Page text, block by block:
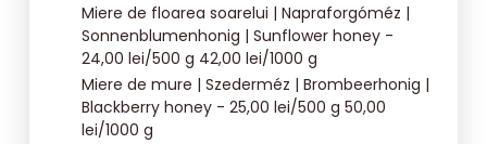
Miere de floarea soarelui | Napraforgóméz |
Sonnenblumenhonig | Sunflower honey -
24,00 lei/500 g 42,00 lei/1000 g
Miere de mure | Szederméz | Brombeerhonig |
Blackberry honey - 25,00 lei/500 g 50,00
lei/1000 g